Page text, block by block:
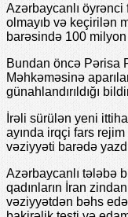
Azərbaycanlı öyrənci
olmayıb və keçirilən
barəsində 100 milyon
Bundan öncə Pərisa
Məhkəməsinə
günahlandırıldığı
İrəli sürülən yeni
ayında irqçi fars
vəziyyəti barədə
Azərbaycanlı tələbə
qadınların İran
vəziyyətdən bəhs